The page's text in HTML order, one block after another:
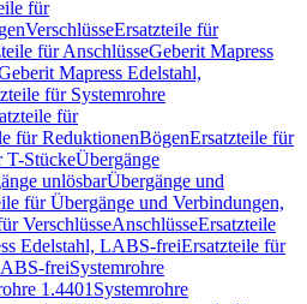
für
VerschlüsseErsatzteile für
für AnschlüsseGeberit Mapress
Mapress Edelstahl,
für Systemrohre
für
für ReduktionenBögenErsatzteile für
T-StückeÜbergänge
unlösbarÜbergänge und
für Übergänge und Verbindungen,
VerschlüsseAnschlüsseErsatzteile
Edelstahl, LABS-freiErsatzteile für
freiSystemrohre
1.4401 Systemrohre